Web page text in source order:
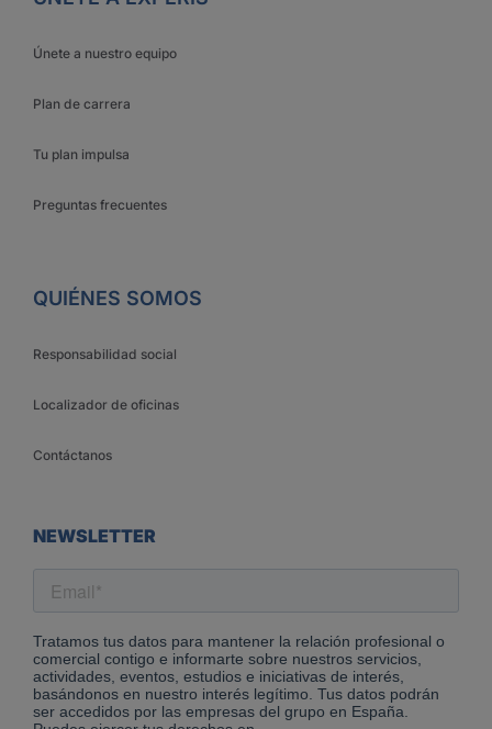
Únete a nuestro equipo
Plan de carrera
Tu plan impulsa
Preguntas frecuentes
QUIÉNES SOMOS
Responsabilidad social
Localizador de oficinas
Contáctanos
NEWSLETTER